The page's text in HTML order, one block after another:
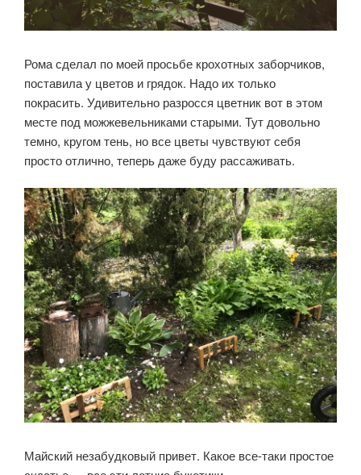
Рома сделал по моей просьбе крохотных заборчиков,
поставила у цветов и грядок. Надо их только
покрасить. Удивительно разросся цветник вот в этом
месте под можжевельниками старыми. Тут довольно
темно, кругом тень, но все цветы чувствуют себя
просто отлично, теперь даже буду рассаживать.
Майский незабудковый привет. Какое все-таки простое